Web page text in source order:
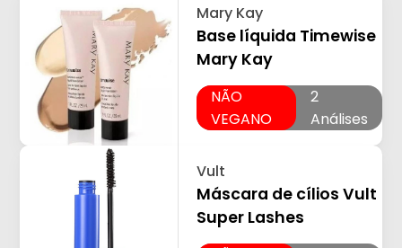
Mary Kay
Base líquida Timewise
Mary Kay
NÃO
VEGANO
2
Análises
Vult
Máscara de cílios Vult
Super Lashes